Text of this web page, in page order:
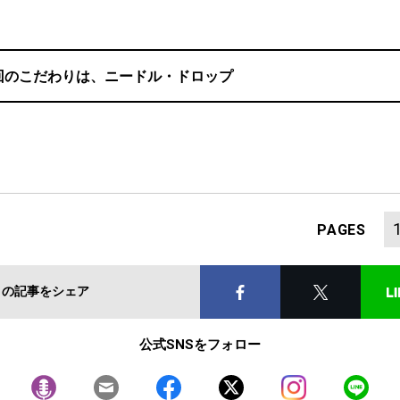
のこだわりは、ニードル・ドロップ
PAGES 1
記事をシェア
公式SNSをフォロー